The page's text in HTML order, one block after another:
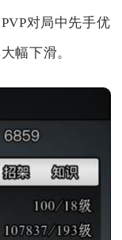
对局中先手优
幅下滑。